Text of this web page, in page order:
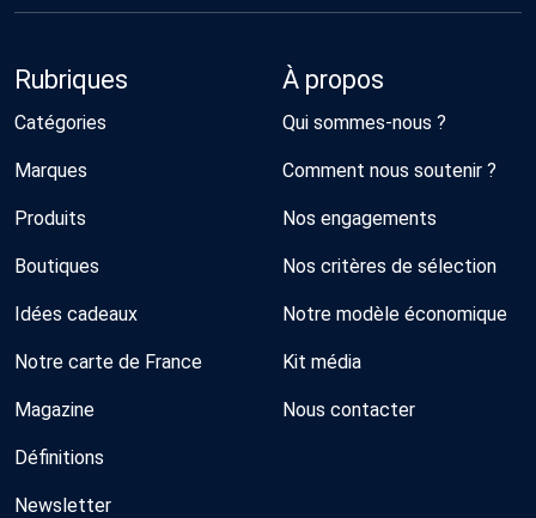
Rubriques
Catégories
Marques
Produits
Boutiques
Idées cadeaux
Notre carte de France
Magazine
Définitions
Newsletter
À propos
Qui sommes-nous ?
Comment nous soutenir ?
Nos engagements
Nos critères de sélection
Notre modèle économique
Kit média
Nous contacter